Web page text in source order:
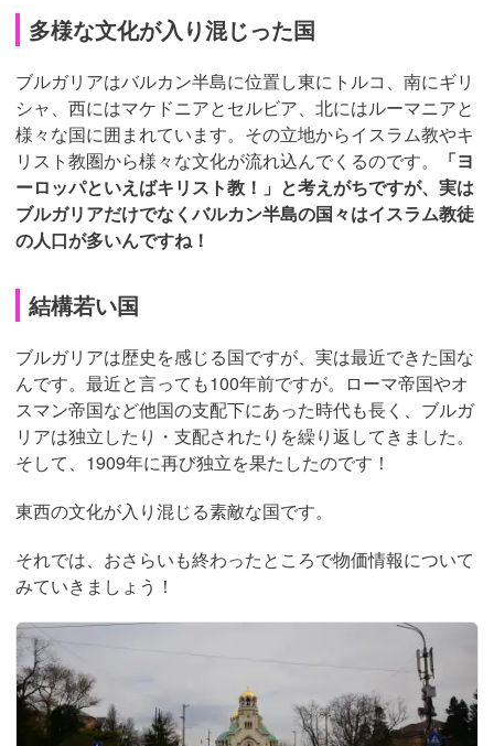
多様な文化が入り混じった国
ブルガリアはバルカン半島に位置し東にトルコ、南にギリ
シャ、西にはマケドニアとセルビア、北にはルーマニアと
様々な国に囲まれています。その立地からイスラム教やキ
リスト教圏から様々な文化が流れ込んでくるのです。
「ヨ
ーロッパといえばキリスト教！」と考えがちですが、実は
ブルガリアだけでなくバルカン半島の国々はイスラム教徒
の人口が多いんですね！
結構若い国
ブルガリアは歴史を感じる国ですが、実は最近できた国な
んです。最近と言っても100年前ですが。ローマ帝国やオ
スマン帝国など他国の支配下にあった時代も長く、ブルガ
リアは独立したり・支配されたりを繰り返してきました。
そして、1909年に再び独立を果たしたのです！
東西の文化が入り混じる素敵な国です。
それでは、おさらいも終わったところで物価情報について
みていきましょう！